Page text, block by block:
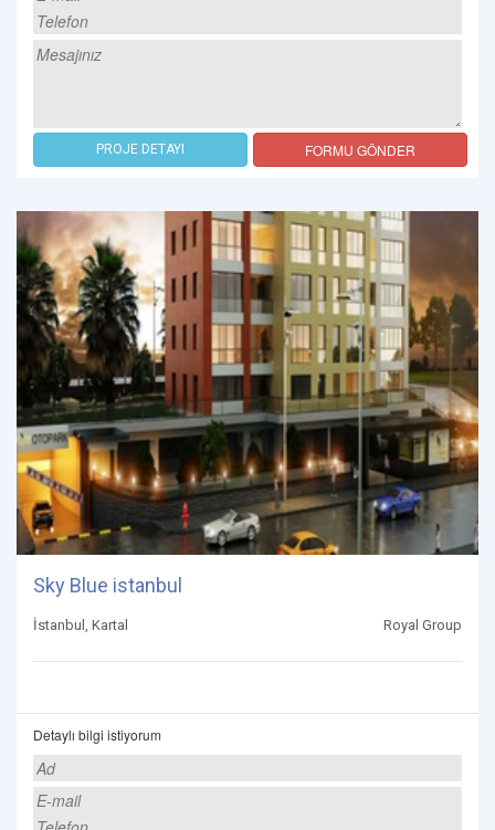
PROJE DETAYI FORMU GÖNDER
Sky Blue istanbul
İstanbul, Kartal Royal Group
Detaylı bilgi istiyorum